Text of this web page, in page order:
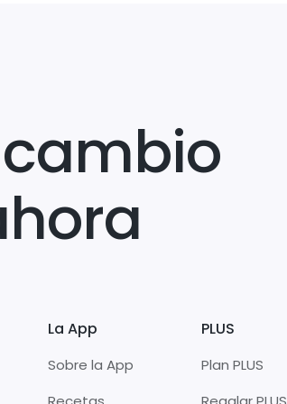
La App
Sobre la App
PLUS
Plan PLUS